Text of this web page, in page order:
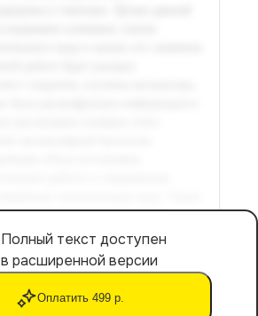
Полный текст доступен
в расширенной версии
Оплатить 499 р.